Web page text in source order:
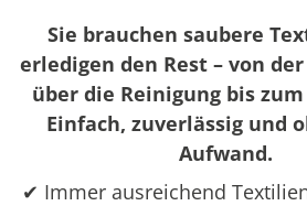
Sie brauchen saubere
erledigen den Rest – von
über die Reinigung bis
Einfach, zuverlässig und
Aufwand.
✔ Immer ausreichend